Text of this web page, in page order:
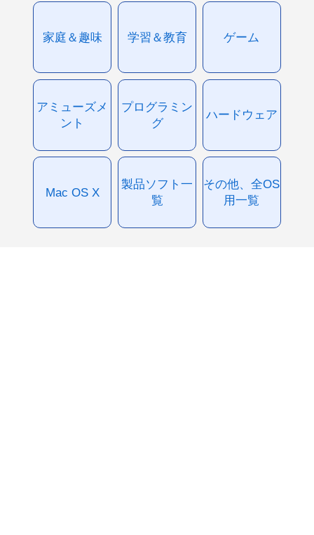
家庭＆趣味 学習＆教育 ゲーム
アミューズメ
ント
プログラミン
グ
ハードウェア
Mac OS X
製品ソフト一
覧
その他、全OS
用一覧